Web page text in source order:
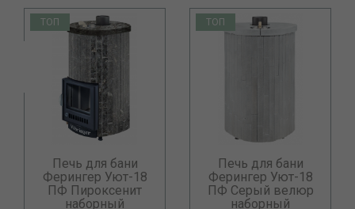
ТОП
Печь для бани
Ферингер Уют-18
ПФ Пироксенит
наборный
ТОП
Печь для бани
Ферингер Уют-18
ПФ Серый велюр
наборный